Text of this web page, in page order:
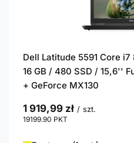
Dell Latitude 5591 Core
16 GB / 480 SSD / 15,6''
+ GeForce MX130
1 919,99 zł / szt.
19199.90 PKT